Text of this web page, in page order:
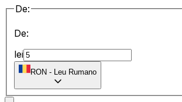
De:
De:
lei
RON - Leu Rumano